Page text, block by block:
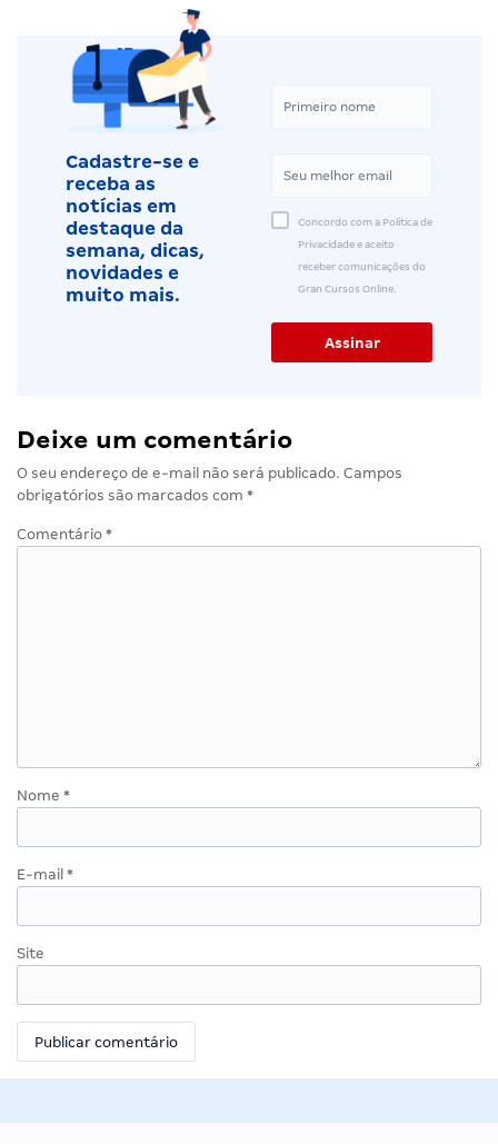
Cadastre-se e
receba as
notícias em
destaque da
semana, dicas,
novidades e
muito mais.
Concordo com a Política de
Privacidade e aceito
receber comunicações do
Gran Cursos Online.
Deixe um comentário
O seu endereço de e-mail não será publicado. Campos
obrigatórios são marcados com *
Comentário *
Nome *
E-mail *
Site